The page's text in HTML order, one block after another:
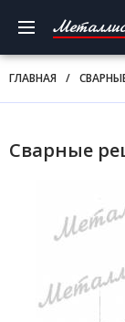
ГЛАВНАЯ /
Сварные